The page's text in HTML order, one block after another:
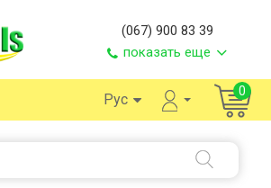
(067) 900 83 39
показать еще
Рус 0